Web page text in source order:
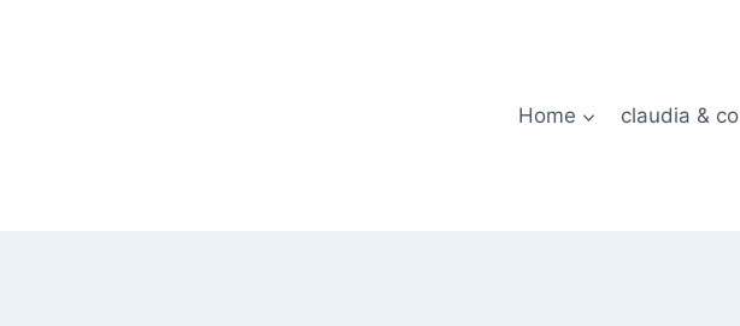
Home claudia & co